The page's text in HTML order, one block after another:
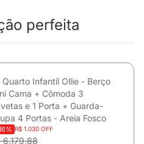
perfeita
Quarto Infantil Ollie - Berço
Cama + Cômoda 3
e 1 Porta + Guarda-
4 Portas - Areia Fosco
R$ 1.030 OFF
6.179,88